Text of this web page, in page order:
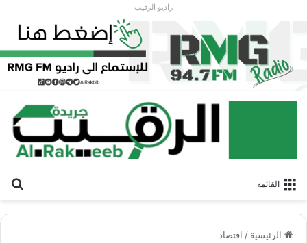
راديو الرقيب
القائمة
الرئيسية / اقتصاد